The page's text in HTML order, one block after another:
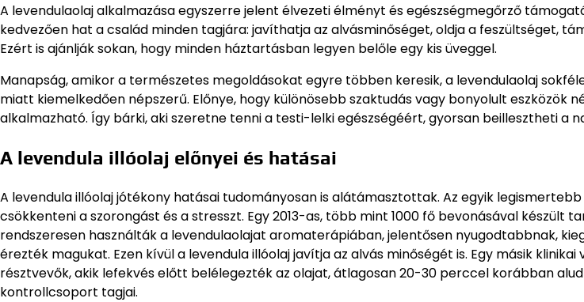
A levendulaolaj alkalmazása egyszerre jelent élvezeti élményt és egészségmegőrző
kedvezően hat a család minden tagjára: javíthatja az alvásminőséget, oldja a feszültséget,
Ezért is ajánlják sokan, hogy minden háztartásban legyen belőle egy kis üveggel.
Manapság, amikor a természetes megoldásokat egyre többen keresik, a levendulaolaj
miatt kiemelkedően népszerű. Előnye, hogy különösebb szaktudás vagy bonyolult eszközök
alkalmazható. Így bárki, aki szeretne tenni a testi-lelki egészségéért, gyorsan beillesztheti a
A levendula illóolaj előnyei és hatásai
A levendula illóolaj jótékony hatásai tudományosan is alátámasztottak. Az egyik
csökkenteni a szorongást és a stresszt. Egy 2013-as, több mint 1000 fő bevonásával készült
rendszeresen használták a levendulaolajat aromaterápiában, jelentősen nyugodtabbnak,
érezték magukat. Ezen kívül a levendula illóolaj javítja az alvás minőségét is. Egy másik klinikai
résztvevők, akik lefekvés előtt belélegezték az olajat, átlagosan 20-30 perccel korábban
kontrollcsoport tagjai.